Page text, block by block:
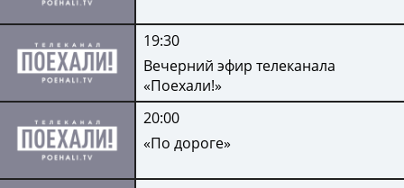
19:30
Вечерний эфир телеканала
«Поехали!»
20:00
«По дороге»